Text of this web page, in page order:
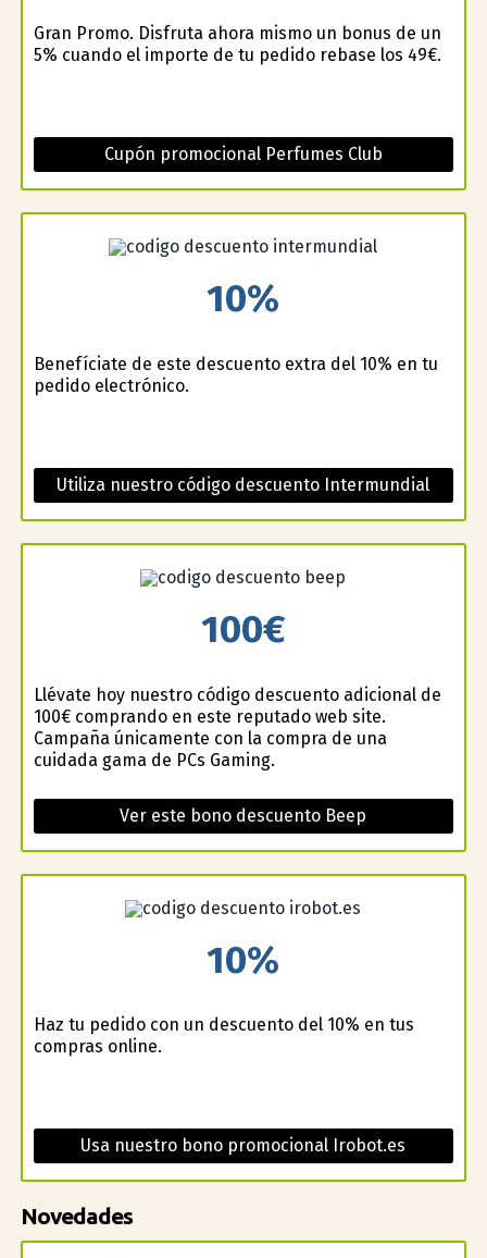
Gran Promo. Disfruta ahora mismo un bonus de un
5% cuando el importe de tu pedido rebase los 49€.
Cupón promocional Perfumes Club
10%
Benefíciate de este descuento extra del 10% en tu
pedido electrónico.
Utiliza nuestro código descuento Intermundial
100€
Llévate hoy nuestro código descuento adicional de
100€ comprando en este reputado web site.
Campaña únicamente con la compra de una
cuidada gama de PCs Gaming.
Ver este bono descuento Beep
10%
Haz tu pedido con un descuento del 10% en tus
compras online.
Usa nuestro bono promocional Irobot.es
Novedades